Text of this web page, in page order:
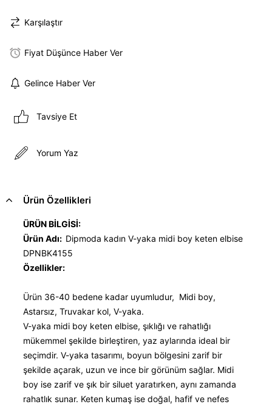
Karşılaştır
Fiyat Düşünce Haber Ver
Gelince Haber Ver
Tavsiye Et
Yorum Yaz
Ürün Özellikleri
ÜRÜN BİLGİSİ:
Ürün Adı: Dipmoda kadın V-yaka midi boy keten elbise
DPNBK4155
Özellikler:
Ürün 36-40 bedene kadar uyumludur, Midi boy,
Astarsız, Truvakar kol, V-yaka.
V-yaka midi boy keten elbise, şıklığı ve rahatlığı
mükemmel şekilde birleştiren, yaz aylarında ideal bir
seçimdir. V-yaka tasarımı, boyun bölgesini zarif bir
şekilde açarak, uzun ve ince bir görünüm sağlar. Midi
boy ise zarif ve şık bir siluet yaratırken, aynı zamanda
rahatlık sunar. Keten kumaş ise doğal, hafif ve nefes